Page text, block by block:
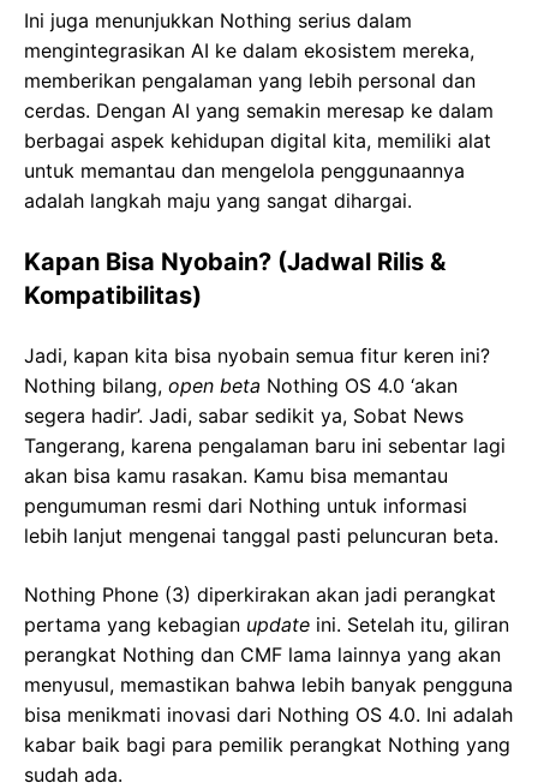
Ini juga menunjukkan Nothing serius dalam
mengintegrasikan AI ke dalam ekosistem mereka,
memberikan pengalaman yang lebih personal dan
cerdas. Dengan AI yang semakin meresap ke dalam
berbagai aspek kehidupan digital kita, memiliki alat
untuk memantau dan mengelola penggunaannya
adalah langkah maju yang sangat dihargai.
Kapan Bisa Nyobain? (Jadwal Rilis &
Kompatibilitas)
Jadi, kapan kita bisa nyobain semua fitur keren ini?
Nothing bilang, open beta Nothing OS 4.0 ‘akan
segera hadir’. Jadi, sabar sedikit ya, Sobat News
Tangerang, karena pengalaman baru ini sebentar lagi
akan bisa kamu rasakan. Kamu bisa memantau
pengumuman resmi dari Nothing untuk informasi
lebih lanjut mengenai tanggal pasti peluncuran beta.
Nothing Phone (3) diperkirakan akan jadi perangkat
pertama yang kebagian update ini. Setelah itu, giliran
perangkat Nothing dan CMF lama lainnya yang akan
menyusul, memastikan bahwa lebih banyak pengguna
bisa menikmati inovasi dari Nothing OS 4.0. Ini adalah
kabar baik bagi para pemilik perangkat Nothing yang
sudah ada.